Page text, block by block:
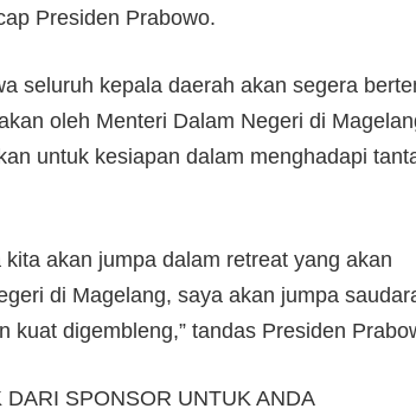
Presiden Prabowo.
seluruh kepala daerah akan segera
oleh Menteri Dalam Negeri di
untuk kesiapan dalam menghadapi
akan jumpa dalam retreat yang akan
di Magelang, saya akan jumpa
kuat digembleng,” tandas Presiden
DARI SPONSOR UNTUK ANDA